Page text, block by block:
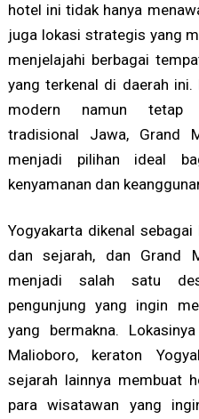
hotel ini tidak hanya
juga lokasi strategis yang
menjelajahi berbagai
yang terkenal di daerah ini.
modern namun tetap
tradisional Jawa, Grand
menjadi pilihan ideal
kenyamanan dan
Yogyakarta dikenal
dan sejarah, dan Grand
menjadi salah satu
pengunjung yang ingin
yang bermakna.
Malioboro, keraton
sejarah lainnya membuat
para wisatawan yang